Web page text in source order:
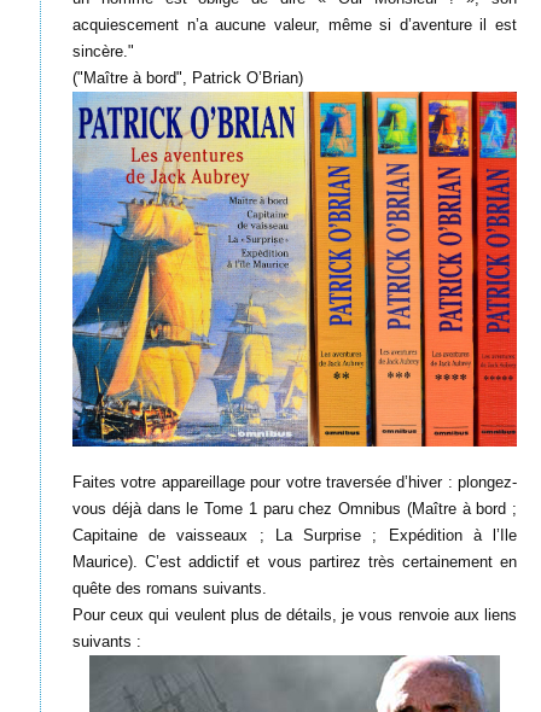
acquiescement n’a aucune valeur, même si d’aventure il est
sincère."
("Maître à bord", Patrick O’Brian)
Faites votre appareillage pour votre traversée d’hiver : plongez-
vous déjà dans le Tome 1 paru chez Omnibus (Maître à bord ;
Capitaine de vaisseaux ; La Surprise ; Expédition à l’Ile
Maurice). C’est addictif et vous partirez très certainement en
quête des romans suivants.
Pour ceux qui veulent plus de détails, je vous renvoie aux liens
suivants :